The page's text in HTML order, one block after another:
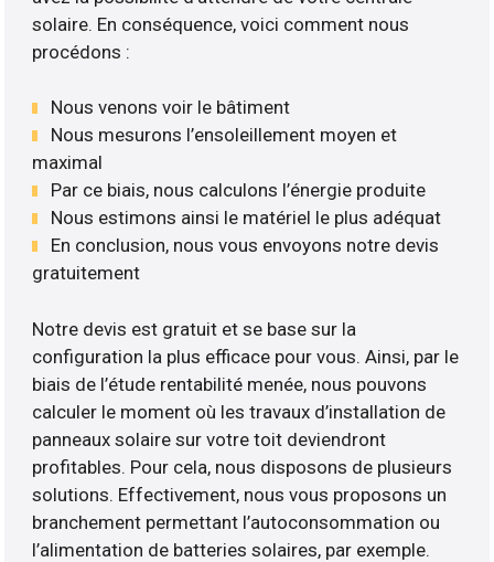
solaire. En conséquence, voici comment nous
procédons :
Nous venons voir le bâtiment
Nous mesurons l’ensoleillement moyen et
maximal
Par ce biais, nous calculons l’énergie produite
Nous estimons ainsi le matériel le plus adéquat
En conclusion, nous vous envoyons notre devis
gratuitement
Notre devis est gratuit et se base sur la
configuration la plus efficace pour vous. Ainsi, par le
biais de l’étude rentabilité menée, nous pouvons
calculer le moment où les travaux d’installation de
panneaux solaire sur votre toit deviendront
profitables. Pour cela, nous disposons de plusieurs
solutions. Effectivement, nous vous proposons un
branchement permettant l’autoconsommation ou
l’alimentation de batteries solaires, par exemple.